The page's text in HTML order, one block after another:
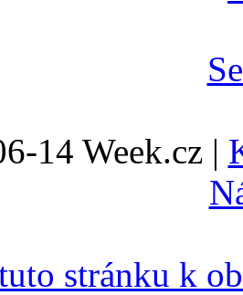
14 Week.cz |
stránku k